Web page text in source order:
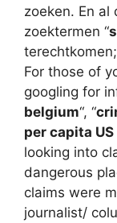
zoeken. En al
zoektermen “
For those of
googling for
belgium“, “
per capita
looking into
dangerous
claims were
journalist/